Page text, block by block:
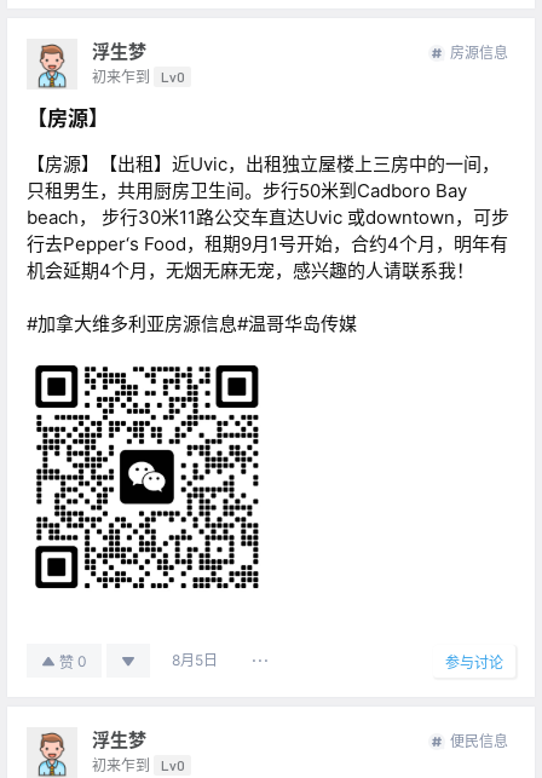
浮生梦
初来乍到 Lv0
房源信息
【房源】
【房源】【出租】近Uvic，出租独立屋楼上三房中的一间，
只租男生，共用厨房卫生间。步行50米到Cadboro Bay
beach， 步行30米11路公交车直达Uvic 或downtown，可步
行去Pepper‘s Food，租期9月1号开始，合约4个月，明年有
机会延期4个月，无烟无麻无宠，感兴趣的人请联系我！
#加拿大维多利亚房源信息#温哥华岛传媒
赞 0 8月5日 参与讨论
浮生梦
初来乍到 Lv0
便民信息